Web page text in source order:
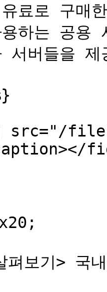
료로 구매
하는 공용
서버들을
src="/files/
펴보기> 국